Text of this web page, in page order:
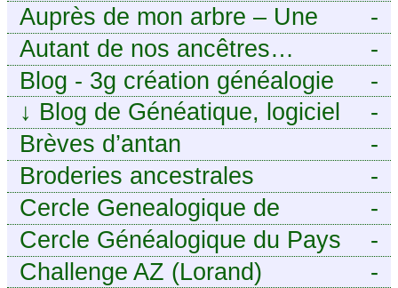
-
Auprès de mon arbre – Une
histoire de racines
-
Autant de nos ancêtres…
-
Blog - 3g création généalogie
-
↓ Blog de Généatique, logiciel
de généalogie
-
Brèves d’antan
-
Broderies ancestrales
-
Cercle Genealogique de
l’Aveyron
-
Cercle Généalogique du Pays
de Caux - Seine-Maritime
-
Challenge AZ (Lorand)